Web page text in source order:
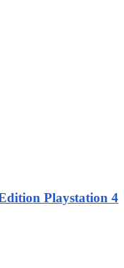
Playstation 4